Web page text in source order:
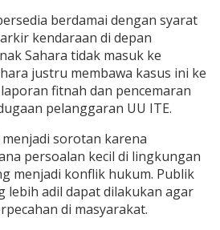
berdamai dengan syarat
kendaraan di depan
Sahara tidak masuk ke
justru membawa kasus ini ke
fitnah dan pencemaran
pelanggaran UU ITE.
sorotan karena
persoalan kecil di lingkungan
menjadi konflik hukum. Publik
lebih adil dapat dilakukan agar
di masyarakat.